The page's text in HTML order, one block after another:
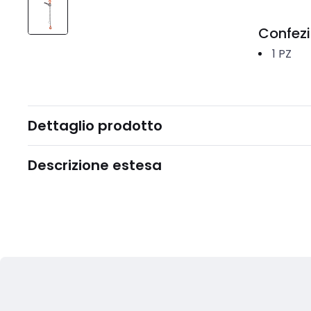
1 PZ
Dettaglio prodotto
Descrizione estesa